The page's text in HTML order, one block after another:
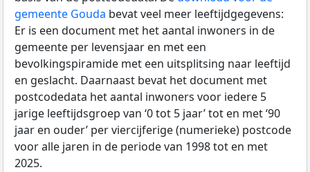
gemeente Gouda bevat veel meer leeftijdgegevens:
Er is een document met het aantal inwoners in de
gemeente per levensjaar en met een
bevolkingspiramide met een uitsplitsing naar leeftijd
en geslacht. Daarnaast bevat het document met
postcodedata het aantal inwoners voor iedere 5
jarige leeftijdsgroep van ‘0 tot 5 jaar’ tot en met ‘90
jaar en ouder’ per viercijferige (numerieke) postcode
voor alle jaren in de periode van 1998 tot en met
2025.